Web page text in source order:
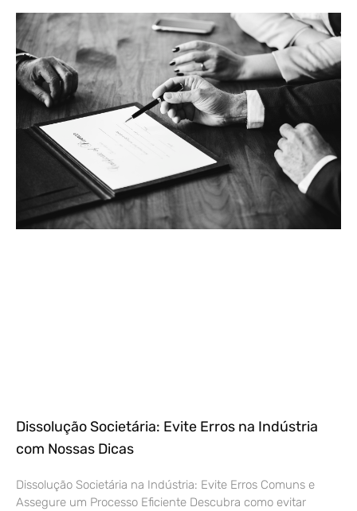
Dissolução Societária: Evite Erros na Indústria
com Nossas Dicas
Dissolução Societária na Indústria: Evite Erros Comuns e
Assegure um Processo Eficiente Descubra como evitar